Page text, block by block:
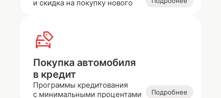
и скидка на покупку нового
Покупка автомобиля
в кредит
Программы кредитования
с минимальными процентами
Подробнее